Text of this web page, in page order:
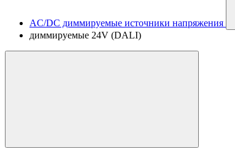
AC/DC диммируемые источники напряжения
диммируемые 24V (DALI)